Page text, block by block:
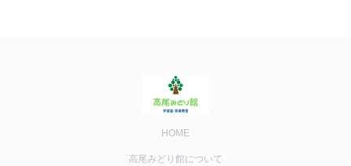
HOME
高尾みどり館について